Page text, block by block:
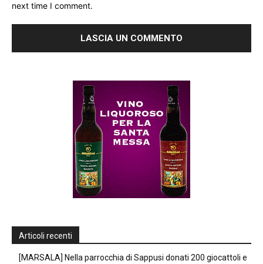
next time I comment.
Articoli recenti
[MARSALA] Nella parrocchia di Sappusi donati 200 giocattoli e